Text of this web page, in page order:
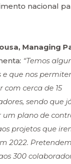
nacional
Managing
“Temos
e que nos
com cerca de 15
sendo que
um plano de
projetos que
2022.
300